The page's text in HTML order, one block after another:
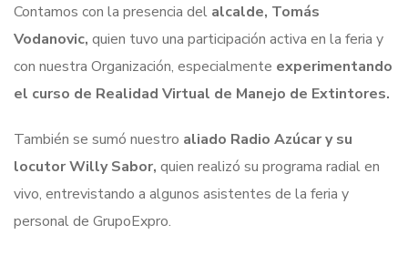
Contamos con la presencia del alcalde, Tomás
Vodanovic, quien tuvo una participación activa en la feria y
con nuestra Organización, especialmente experimentando
el curso de Realidad Virtual de Manejo de Extintores.
También se sumó nuestro aliado Radio Azúcar y su
locutor Willy Sabor, quien realizó su programa radial en
vivo, entrevistando a algunos asistentes de la feria y
personal de GrupoExpro.